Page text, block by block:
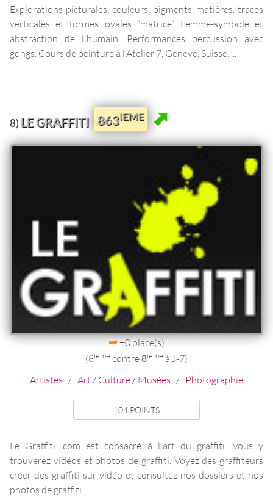
Explorations picturales: couleurs, pigments, matières, traces
verticales et formes ovales “matrice”. Femme-symbole et
abstraction de l'humain. Performances percussion avec
gongs. Cours de peinture à l’Atelier 7, Genève, Suisse. ...
8) LE GRAFFITI 863IEME
+0 place(s)
(8ieme contre8ieme à J-7)
Artistes / Art / Culture / Musées / Photographie
104 POINTS
Le Graffiti .com est consacré à l'art du graffiti. Vous y
trouverez vidéos et photos de graffiti. Voyez des graffiteurs
créer des graffiti sur vidéo et consultez nos dossiers et nos
photos de graffiti. ...